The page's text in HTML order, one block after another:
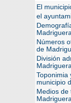
El
el
Números
de
División
Toponimia
municipio
Medios de